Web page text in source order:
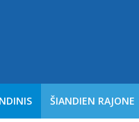
ŠIANDIEN RAJONE